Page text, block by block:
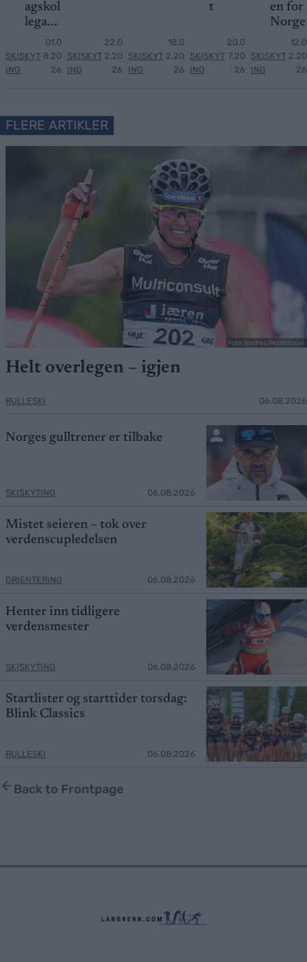
agskol
lega...
SKISKYT
ING
01.0
8.20
26
SKISKYT
ING
22.0
2.20
26
SKISKYT
ING
18.0
2.20
26
t
SKISKYT
ING
20.0
7.20
26
en for
Norge
SKISKYT
ING
12.0
2.20
26
FLERE ARTIKLER
Foto: Nordnes/NordicFocus
Helt overlegen – igjen
RULLESKI 06.08.2026
Norges gulltrener er tilbake
SKISKYTING 06.08.2026
Mistet seieren – tok over
verdenscupledelsen
ORIENTERING 06.08.2026
Henter inn tidligere
verdensmester
SKISKYTING 06.08.2026
Startlister og starttider torsdag:
Blink Classics
RULLESKI 06.08.2026
Back to Frontpage